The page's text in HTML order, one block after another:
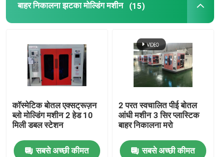
बाहर निकालना झटका मोल्डिंग मशीन (15)
कॉस्मेटिक बोतल एक्सट्रूज़न
ब्लो मोल्डिंग मशीन 2 हेड 10
मिली डबल स्टेशन
सबसे अच्छी कीमत
2 परत स्वचालित पीई बोतल
आंधी मशीन 3 सिर प्लास्टिक
बाहर निकालना मरो
सबसे अच्छी कीमत